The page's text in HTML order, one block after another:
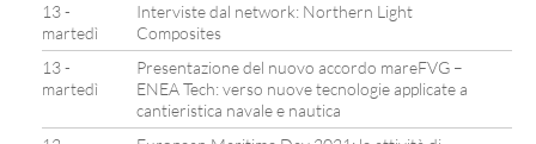
13 -
martedì
Interviste dal network: Northern Light
Composites
13 -
martedì
Presentazione del nuovo accordo mareFVG –
ENEA Tech: verso nuove tecnologie applicate a
cantieristica navale e nautica